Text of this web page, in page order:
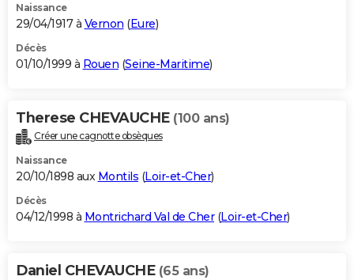
Naissance
29/04/1917 à Vernon (Eure)
Décès
01/10/1999 à Rouen (Seine-Maritime)
Therese CHEVAUCHE (100 ans)
Créer une cagnotte obsèques
Naissance
20/10/1898 aux Montils (Loir-et-Cher)
Décès
04/12/1998 à Montrichard Val de Cher(Loir-et-Cher)
Daniel CHEVAUCHE (65 ans)